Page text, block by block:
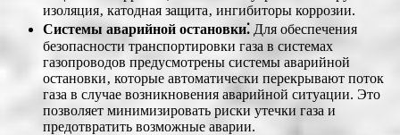
изоляция‚ катодная защита‚ ингибиторы коррозии.
Системы аварийной остановки⁚ Для обеспечения
безопасности транспортировки газа в системах
газопроводов предусмотрены системы аварийной
остановки‚ которые автоматически перекрывают поток
газа в случае возникновения аварийной ситуации. Это
позволяет минимизировать риски утечки газа и
предотвратить возможные аварии.